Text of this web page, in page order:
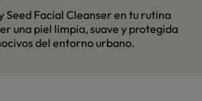
Seed Facial Cleanser en tu rutina
una piel limpia, suave y protegida
del entorno urbano.